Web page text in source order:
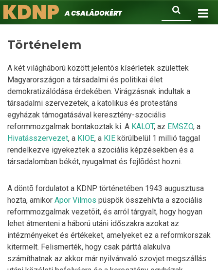
Ugrás
a
Keresés
KDNPA családokért.
Történelem
A két világháború között jelentõs kísérletek születtek
Magyarországon a társadalmi és politikai élet
demokratizálódása érdekében. Virágzásnak indultak a
társadalmi szervezetek, a katolikus és protestáns
egyházak támogatásával keresztény-szociális
reformmozgalmak bontakoztak ki. A KALOT, az EMSZO, a
Hivatásszervezet, a KIOE, a KIE körülbelül 1 millió taggal
rendelkezve igyekeztek a szociális képzésekben és a
társadalomban békét, nyugalmat és fejlõdést hozni.
A döntõ fordulatot a KDNP történetében 1943 augusztusa
hozta, amikor Apor Vilmos püspök összehívta a szociális
reformmozgalmak vezetõit, és arról tárgyalt, hogy hogyan
lehet átmenteni a háború utáni időszakra azokat az
intézményeket és értékeket, amelyeket ez a reformkorszak
kitermelt. Felismerték, hogy csak párttá alakulva
számíthatnak az akkor már nyilvánvaló szovjet megszállás